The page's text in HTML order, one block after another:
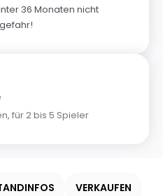
36 Monaten nicht
, für 2 bis 5 Spieler
VERKAUFEN